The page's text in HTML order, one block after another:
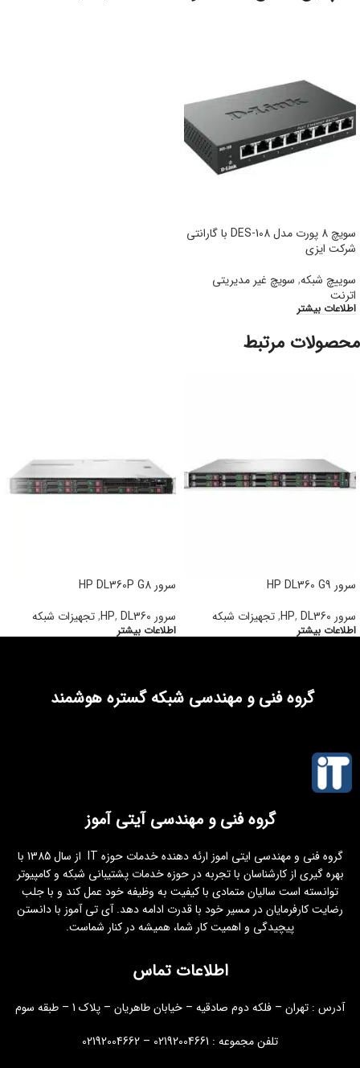
سویچ 8 پورت مدل DES-108 با گارانتی
شرکت ایزی
سوییچ شبکه, سویچ غیر مدیریتی
اترنت
اطلاعات بیشتر
محصولات مرتبط
سرور HP DL360 G9
سرور HP
, DL360
,تجهیزات شبکه
اطلاعات بیشتر
سرور HP DL360P G8
سرور HP
, DL360
,تجهیزات شبکه
اطلاعات بیشتر
گروه فنی و مهندسی شبکه گستره هوشمند
گروه فنی و مهندسی آیتی آموز
گروه فنی و مهندسی ایتی اموز ارئه دهنده خدمات حوزه IT از سال 1385 با
بهره گیری از کارشناسان با تجربه در حوزه خدمات پشتیبانی شبکه و کامپیوتر
توانسته است سالیان متمادی با کیفیت به وظیفه خود عمل کند و با جلب
رضایت کارفرمایان در مسیر خود با قدرت ادامه دهد. آی تی آموز با دانستن
پیچیدگی و اهمیت کار شما، همیشه در کنار شماست.
اطلاعات تماس
آدرس : تهران – فلکه دوم صادقیه – خیابان طاهریان – پلاک 1 – طبقه سوم
تلفن مجموعه : 02192004661 – 02192004662